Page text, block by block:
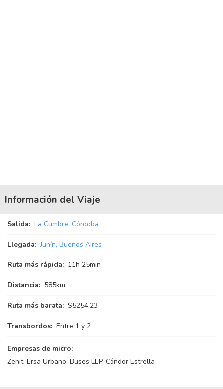
Información del Viaje
Salida: La Cumbre, Córdoba
Llegada: Junín, Buenos Aires
Ruta más rápida: 11h 25min
Distancia: 585km
Ruta más barata: $5254,23
Transbordos: Entre 1 y 2
Empresas de micro:
Zenit, Ersa Urbano, Buses LEP, Cóndor Estrella